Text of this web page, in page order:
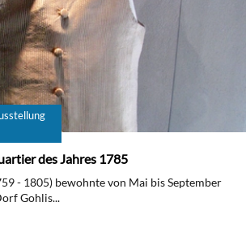
des Jahres 1785
- 1805) bewohnte von Mai bis September
Gohlis...